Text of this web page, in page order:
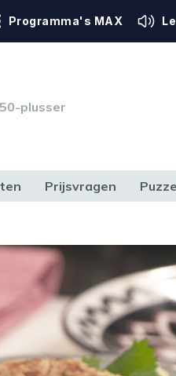
Programma's MAX
plusser
Prijsvragen